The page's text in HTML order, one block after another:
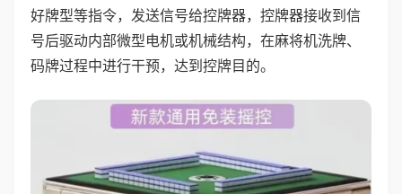
好牌型等指令，发送信号给控牌器，控牌器接收到信
号后驱动内部微型电机或机械结构，在麻将机洗牌、
码牌过程中进行干预，达到控牌目的。